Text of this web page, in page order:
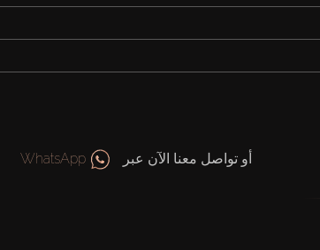
أو تواصل معنا الآن عبر WhatsApp